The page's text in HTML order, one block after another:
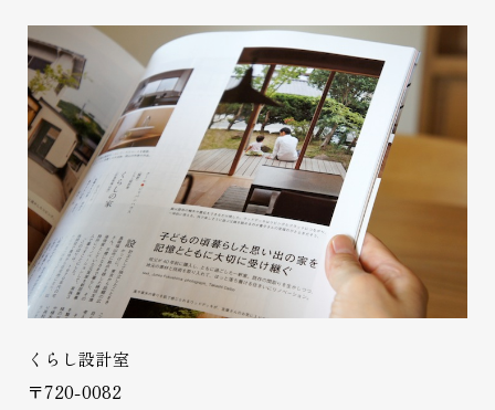
くらし設計室
〒720-0082